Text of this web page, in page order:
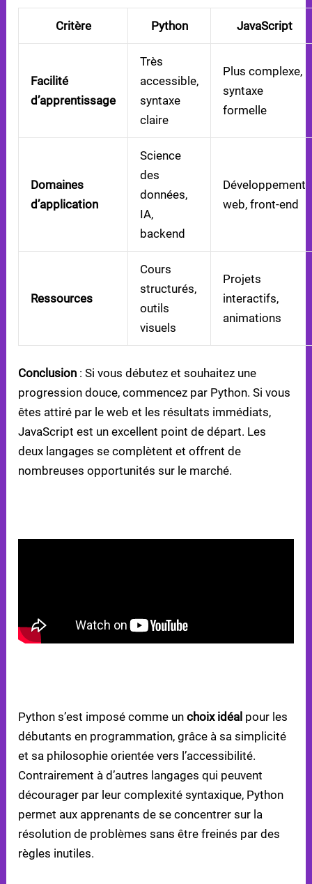
Critère
Python JavaScript
Facilité
d’apprentissage
Très
accessible,
syntaxe
claire
Plus complexe,
syntaxe
formelle
Domaines
d’application
Science
des
données,
IA,
backend
Développement
web, front-end
Ressources
Cours
structurés,
outils
visuels
Projets
interactifs,
animations
Conclusion : Si vous débutez et souhaitez une
progression douce, commencez par Python. Si vous
êtes attiré par le web et les résultats immédiats,
JavaScript est un excellent point de départ. Les
deux langages se complètent et offrent de
nombreuses opportunités sur le marché.
Python s’est imposé comme unchoix idéal pour les
débutants en programmation, grâce à sa simplicité
et sa philosophie orientée vers l’accessibilité.
Contrairement à d’autres langages qui peuvent
décourager par leur complexité syntaxique, Python
permet aux apprenants de se concentrer sur la
résolution de problèmes sans être freinés par des
règles inutiles.